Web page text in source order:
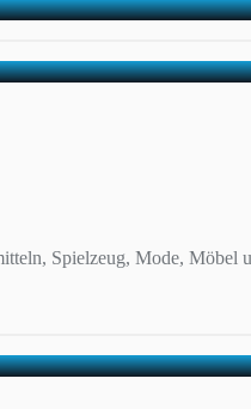
Spielzeug, Mode, Möbel